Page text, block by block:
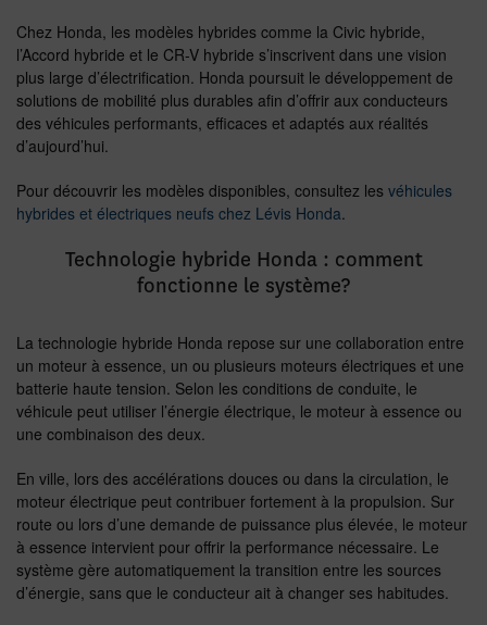
Chez Honda, les modèles hybrides comme la Civic hybride,
l’Accord hybride et le CR-V hybride s’inscrivent dans une vision
plus large d’électrification. Honda poursuit le développement de
solutions de mobilité plus durables afin d’offrir aux conducteurs
des véhicules performants, efficaces et adaptés aux réalités
d’aujourd’hui.
Pour découvrir les modèles disponibles, consultez les véhicules
hybrides et électriques neufs chez Lévis Honda.
Technologie hybride Honda : comment
fonctionne le système?
La technologie hybride Honda repose sur une collaboration entre
un moteur à essence, un ou plusieurs moteurs électriques et une
batterie haute tension. Selon les conditions de conduite, le
véhicule peut utiliser l’énergie électrique, le moteur à essence ou
une combinaison des deux.
En ville, lors des accélérations douces ou dans la circulation, le
moteur électrique peut contribuer fortement à la propulsion. Sur
route ou lors d’une demande de puissance plus élevée, le moteur
à essence intervient pour offrir la performance nécessaire. Le
système gère automatiquement la transition entre les sources
d’énergie, sans que le conducteur ait à changer ses habitudes.